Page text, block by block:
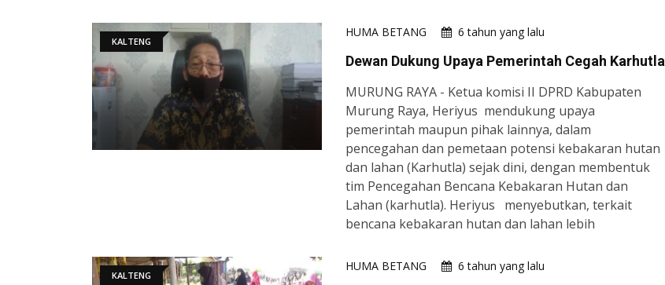
KALTENG
HUMA BETANG 6 tahun yang lalu
Dewan Dukung Upaya Pemerintah Cegah Karhutla
MURUNG RAYA - Ketua komisi II DPRD Kabupaten
Murung Raya, Heriyus mendukung upaya
pemerintah maupun pihak lainnya, dalam
pencegahan dan pemetaan potensi kebakaran hutan
dan lahan (Karhutla) sejak dini, dengan membentuk
tim Pencegahan Bencana Kebakaran Hutan dan
Lahan (karhutla). Heriyus menyebutkan, terkait
bencana kebakaran hutan dan lahan lebih
KALTENG
HUMA BETANG 6 tahun yang lalu